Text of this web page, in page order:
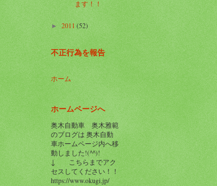
ます！！
►2011(52)
不正行為を報告
ホーム
ホームページへ
奥木自動車 奥木雅範
のブログは 奥木自動
車ホームページ内へ移
動しました!(^^)!
↓ こちらまでアク
セスしてください！！
https://www.okugi.jp/